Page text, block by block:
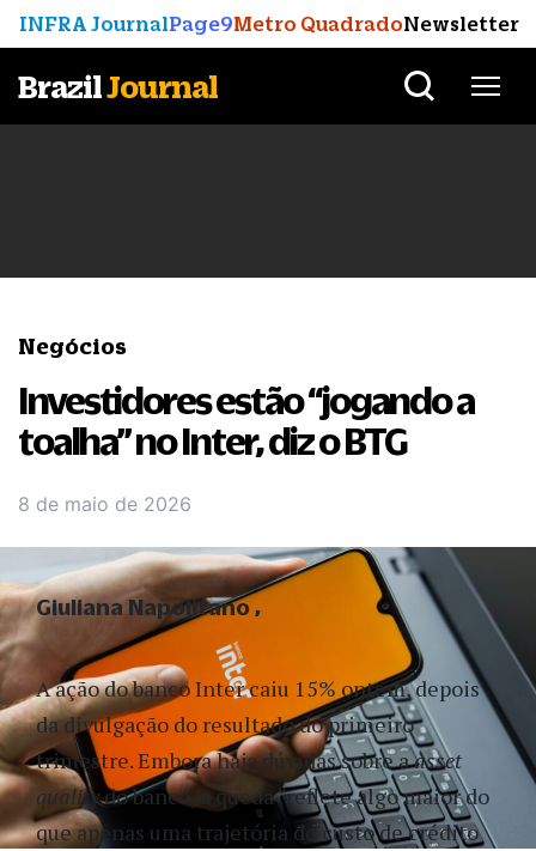
INFRA JournalPage9Metro QuadradoNewsletter
BrazilJournal
Negócios
Investidores estão “jogando a
toalha” no Inter, diz o BTG
8 de maio de 2026
A ação do banco Inter caiu 15% ontem, depois
da divulgação do resultado do primeiro
trimestre. Embora haja dúvidas sobre aasset
qualitydo banco, a queda “reflete algo maior do
que apenas uma trajetória de custo de crédito
Giuliana Napolitano